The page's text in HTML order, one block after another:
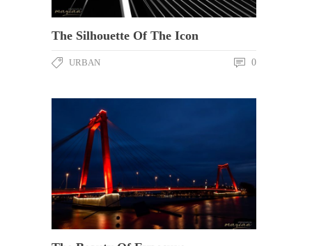
The Silhouette Of The Icon
URBAN 0